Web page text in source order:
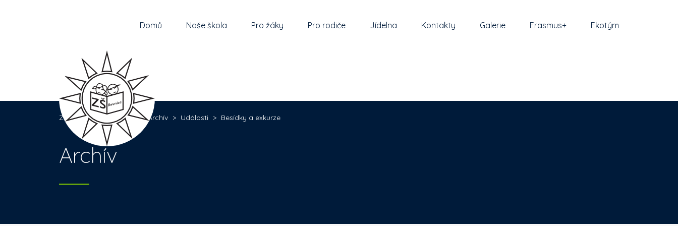
Domů Naše škola Pro žáky Pro rodiče Jídelna Kontakty Galerie Erasmus+ Ekotým
Základní škola Řevnice > Archív > Události > Besídky a exkurze
Archív